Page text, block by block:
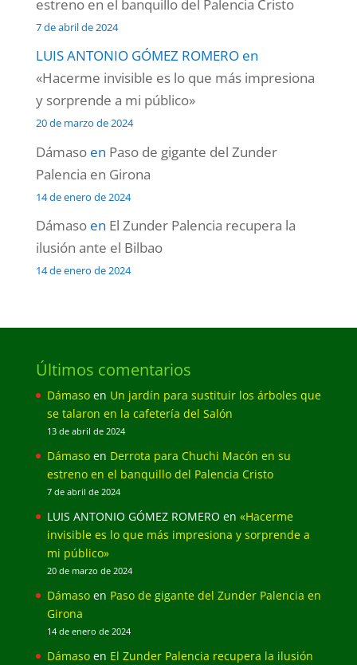
estreno en el banquillo del Palencia Cristo
7 de abril de 2024
LUIS ANTONIO GÓMEZ ROMEROen
«Hacerme invisible es lo que más impresiona
y sorprende a mi público»
20 de marzo de 2024
Dámasoen Paso de gigante del Zunder
Palencia en Girona
14 de enero de 2024
Dámasoen El Zunder Palencia recupera la
ilusión ante el Bilbao
14 de enero de 2024
Últimos comentarios
Dámasoen Un jardín para sustituir los árboles que
se talaron en la cafetería del Salón
13 de abril de 2024
Dámasoen Derrota para Chuchi Macón en su
estreno en el banquillo del Palencia Cristo
7 de abril de 2024
LUIS ANTONIO GÓMEZ ROMERO en «Hacerme
invisible es lo que más impresiona y sorprende a
mi público»
20 de marzo de 2024
Dámasoen Paso de gigante del Zunder Palencia en
Girona
14 de enero de 2024
Dámasoen El Zunder Palencia recupera la ilusión